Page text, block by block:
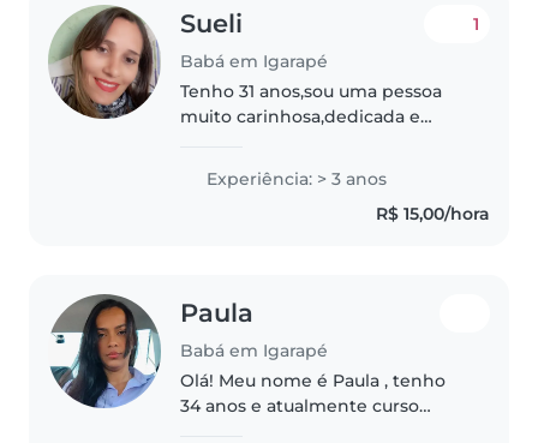
Sueli
Babá em Igarapé
1
Tenho 31 anos,sou uma pessoa
muito carinhosa,dedicada e
filhos e de 6 anos e outra de 2
anos,já cuidei de crianças e
tenho experiência.. Gosto muito
Experiência: > 3 anos
R$ 15,00/hora
Paula
Babá em Igarapé
Olá! Meu nome é Paula , tenho
34 anos e atualmente curso